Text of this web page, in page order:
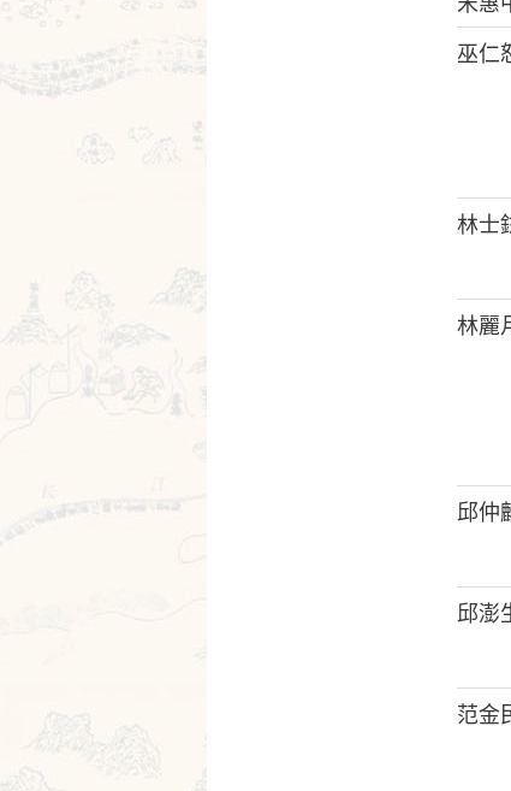
巫仁
林士
林麗
邱仲
邱澎
范金